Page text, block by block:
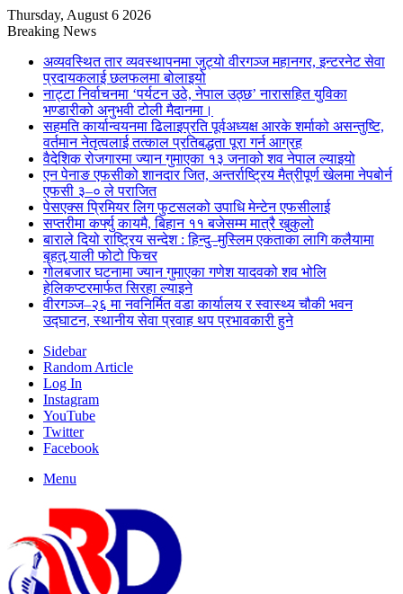
Thursday, August 6 2026
Breaking News
अव्यवस्थित तार व्यवस्थापनमा जुट्यो वीरगञ्ज महानगर, इन्टरनेट सेवा
प्रदायकलाई छलफलमा बोलाइयो
नाट्टा निर्वाचनमा ‘पर्यटन उठे, नेपाल उठ्छ’ नारासहित युविका
भण्डारीको अनुभवी टोली मैदानमा।
सहमति कार्यान्वयनमा ढिलाइप्रति पूर्वअध्यक्ष आरके शर्माको असन्तुष्टि,
वर्तमान नेतृत्वलाई तत्काल प्रतिबद्धता पूरा गर्न आग्रह
वैदेशिक रोजगारमा ज्यान गुमाएका १३ जनाको शव नेपाल ल्याइयो
एन पेनाङ एफसीको शानदार जित, अन्तर्राष्ट्रिय मैत्रीपूर्ण खेलमा नेपबोर्न
एफसी ३–० ले पराजित
पेसएक्स प्रिमियर लिग फुटसलको उपाधि मेन्टेन एफसीलाई
सप्तरीमा कर्फ्यु कायमै, बिहान ११ बजेसम्म मात्रै खुकुलो
बाराले दियो राष्ट्रिय सन्देश : हिन्दु–मुस्लिम एकताका लागि कलैयामा
बृहत् र्‍याली फोटो फिचर
गोलबजार घटनामा ज्यान गुमाएका गणेश यादवको शव भोलि
हेलिकप्टरमार्फत सिरहा ल्याइने
वीरगञ्ज–२६ मा नवनिर्मित वडा कार्यालय र स्वास्थ्य चौकी भवन
उद्घाटन, स्थानीय सेवा प्रवाह थप प्रभावकारी हुने
Sidebar
Random Article
Log In
Instagram
YouTube
Twitter
Facebook
Menu